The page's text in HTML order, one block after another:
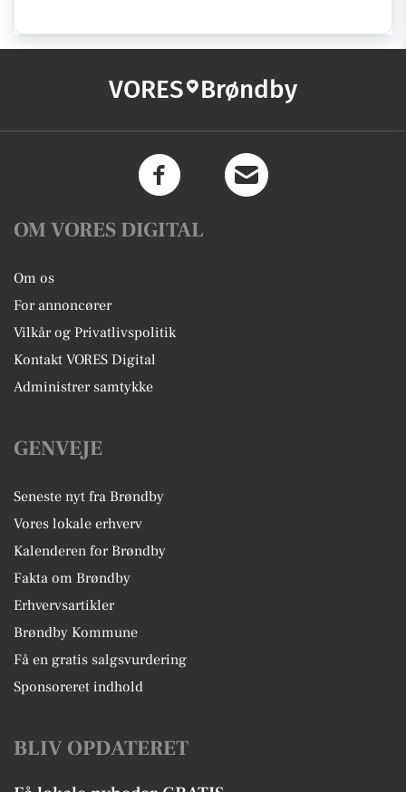
VORES Brøndby
OM VORES DIGITAL
Om os
For annoncører
Vilkår og Privatlivspolitik
Kontakt VORES Digital
Administrer samtykke
GENVEJE
Seneste nyt fra Brøndby
Vores lokale erhverv
Kalenderen for Brøndby
Fakta om Brøndby
Erhvervsartikler
Brøndby Kommune
Få en gratis salgsvurdering
Sponsoreret indhold
BLIV OPDATERET